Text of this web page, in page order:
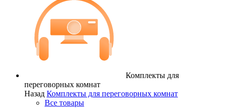
Комплекты для
переговорных комнат
Назад Комплекты для переговорных комнат
Все товары